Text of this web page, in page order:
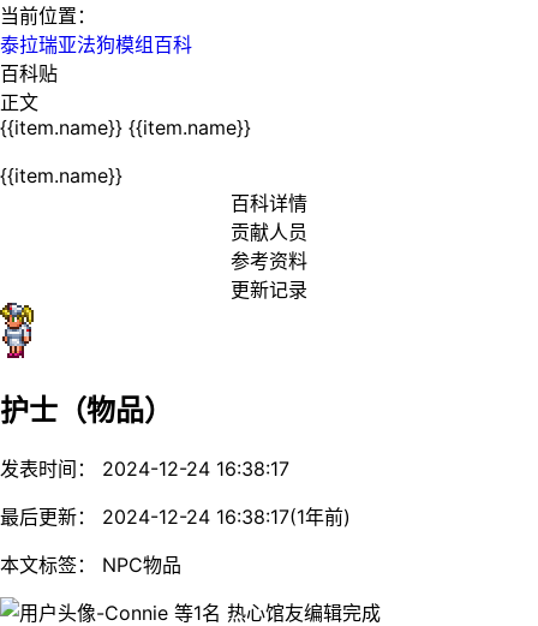
当前位置：
泰拉瑞亚法狗模组百科
百科贴
正文
{{item.name}} {{item.name}}
{{item.name}}
百科详情
贡献人员
参考资料
更新记录
护士（物品）
发表时间： 2024-12-24 16:38:17
最后更新： 2024-12-24 16:38:17(1年前)
本文标签： NPC物品
等1名 热心馆友编辑完成